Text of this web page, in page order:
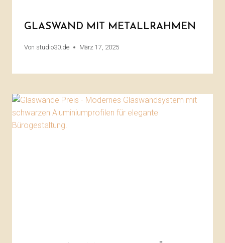
GLASWAND MIT METALLRAHMEN
Von studio30.de März 17, 2025